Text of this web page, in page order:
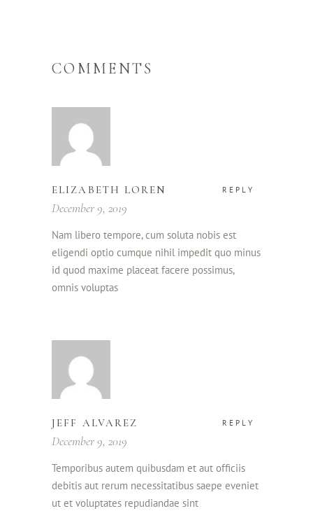
COMMENTS
ELIZABETH LOREN REPLY
December 9, 2019
Nam libero tempore, cum soluta nobis est
eligendi optio cumque nihil impedit quo minus
id quod maxime placeat facere possimus,
omnis voluptas
JEFF ALVAREZ REPLY
December 9, 2019
Temporibus autem quibusdam et aut officiis
debitis aut rerum necessitatibus saepe eveniet
ut et voluptates repudiandae sint